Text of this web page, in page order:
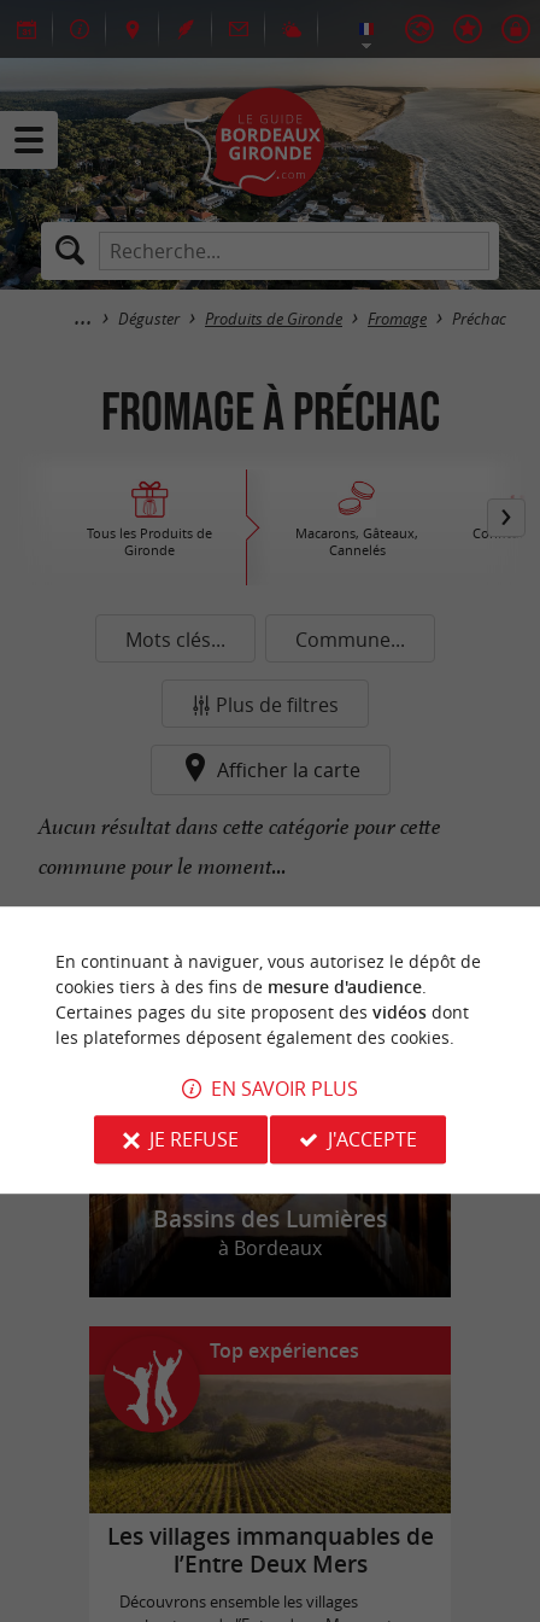
Déguster Produits de Gironde Fromage Préchac
Fromage à Préchac
Tous les Produits de
Gironde
Macarons, Gâteaux,
Cannelés
Confiture
Mots clés... Commune...
Plus de filtres
Afficher la carte
Aucun résultat dans cette catégorie pour cette
commune pour le moment...
n
o
t
r
e
c
o
u
p
d
e
c
o
e
u
r
Bassins des Lumières
à Bordeaux
Top expériences
Les villages immanquables de
l’Entre Deux Mers
Découvrons ensemble les villages
En continuant à naviguer, vous autorisez le dépôt de
cookies tiers à des fins de mesure d'audience.
Certaines pages du site proposent des vidéosdont
les plateformes déposent également des cookies.
EN SAVOIR PLUS
JE REFUSE
J'ACCEPTE